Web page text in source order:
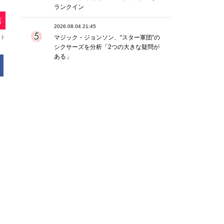
ランクイン
2026.08.04 21:45
マジック・ジョンソン、“スター軍団”の
シクサーズを分析「2つの大きな疑問が
ある」